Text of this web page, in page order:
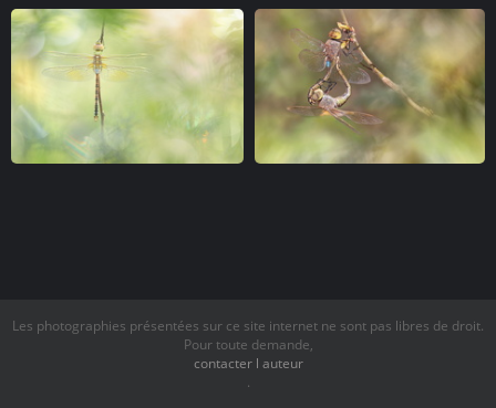
Les photographies présentées sur ce site internet ne sont pas libres de droit.
Pour toute demande,
contacter l auteur
.